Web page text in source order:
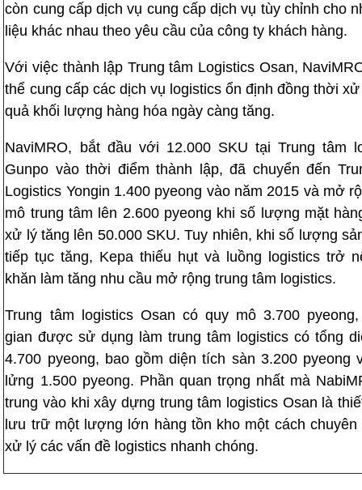
còn cung cấp dịch vụ cung cấp dịch vụ tùy chỉnh cho
liệu khác nhau theo yêu cầu của công ty khách hàng.
Với việc thành lập Trung tâm Logistics Osan,
thể cung cấp các dịch vụ logistics ổn định đồng thời
quả khối lượng hàng hóa ngày càng tăng.
NaviMRO, bắt đầu với 12.000 SKU tại Trung tâm
Gunpo vào thời điểm thành lập, đã chuyển đến
Logistics Yongin 1.400 pyeong vào năm 2015 và mở
mô trung tâm lên 2.600 pyeong khi số lượng mặt
xử lý tăng lên 50.000 SKU. Tuy nhiên, khi số lượng
tiếp tục tăng, Kepa thiếu hụt và luồng logistics trở
khăn làm tăng nhu cầu mở rộng trung tâm logistics.
Trung tâm logistics Osan có quy mô 3.700
gian được sử dụng làm trung tâm logistics có tổng
4.700 pyeong, bao gồm diện tích sàn 3.200 pyeong
lửng 1.500 pyeong. Phần quan trọng nhất mà
trung vào khi xây dựng trung tâm logistics Osan là
lưu trữ một lượng lớn hàng tồn kho một cách chuyên
xử lý các vấn đề logistics nhanh chóng.